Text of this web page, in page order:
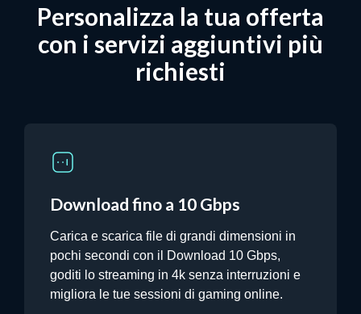
Personalizza la tua offerta
con i servizi aggiuntivi più
richiesti
Download fino a 10 Gbps
Carica e scarica file di grandi dimensioni in
pochi secondi con il Download 10 Gbps,
goditi lo streaming in 4k senza interruzioni e
migliora le tue sessioni di gaming online.